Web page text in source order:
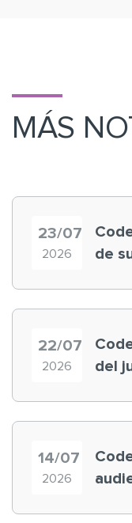
MÁS
23/07
2026
de
22/07
2026
del
14/07
2026